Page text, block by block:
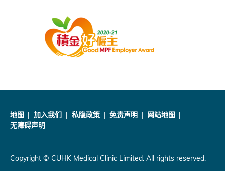
地图 加入我们 私隐政策 免责声明
网站地图
无障碍声明
Copyright © CUHK Medical Clinic Limited. All rights reserved.